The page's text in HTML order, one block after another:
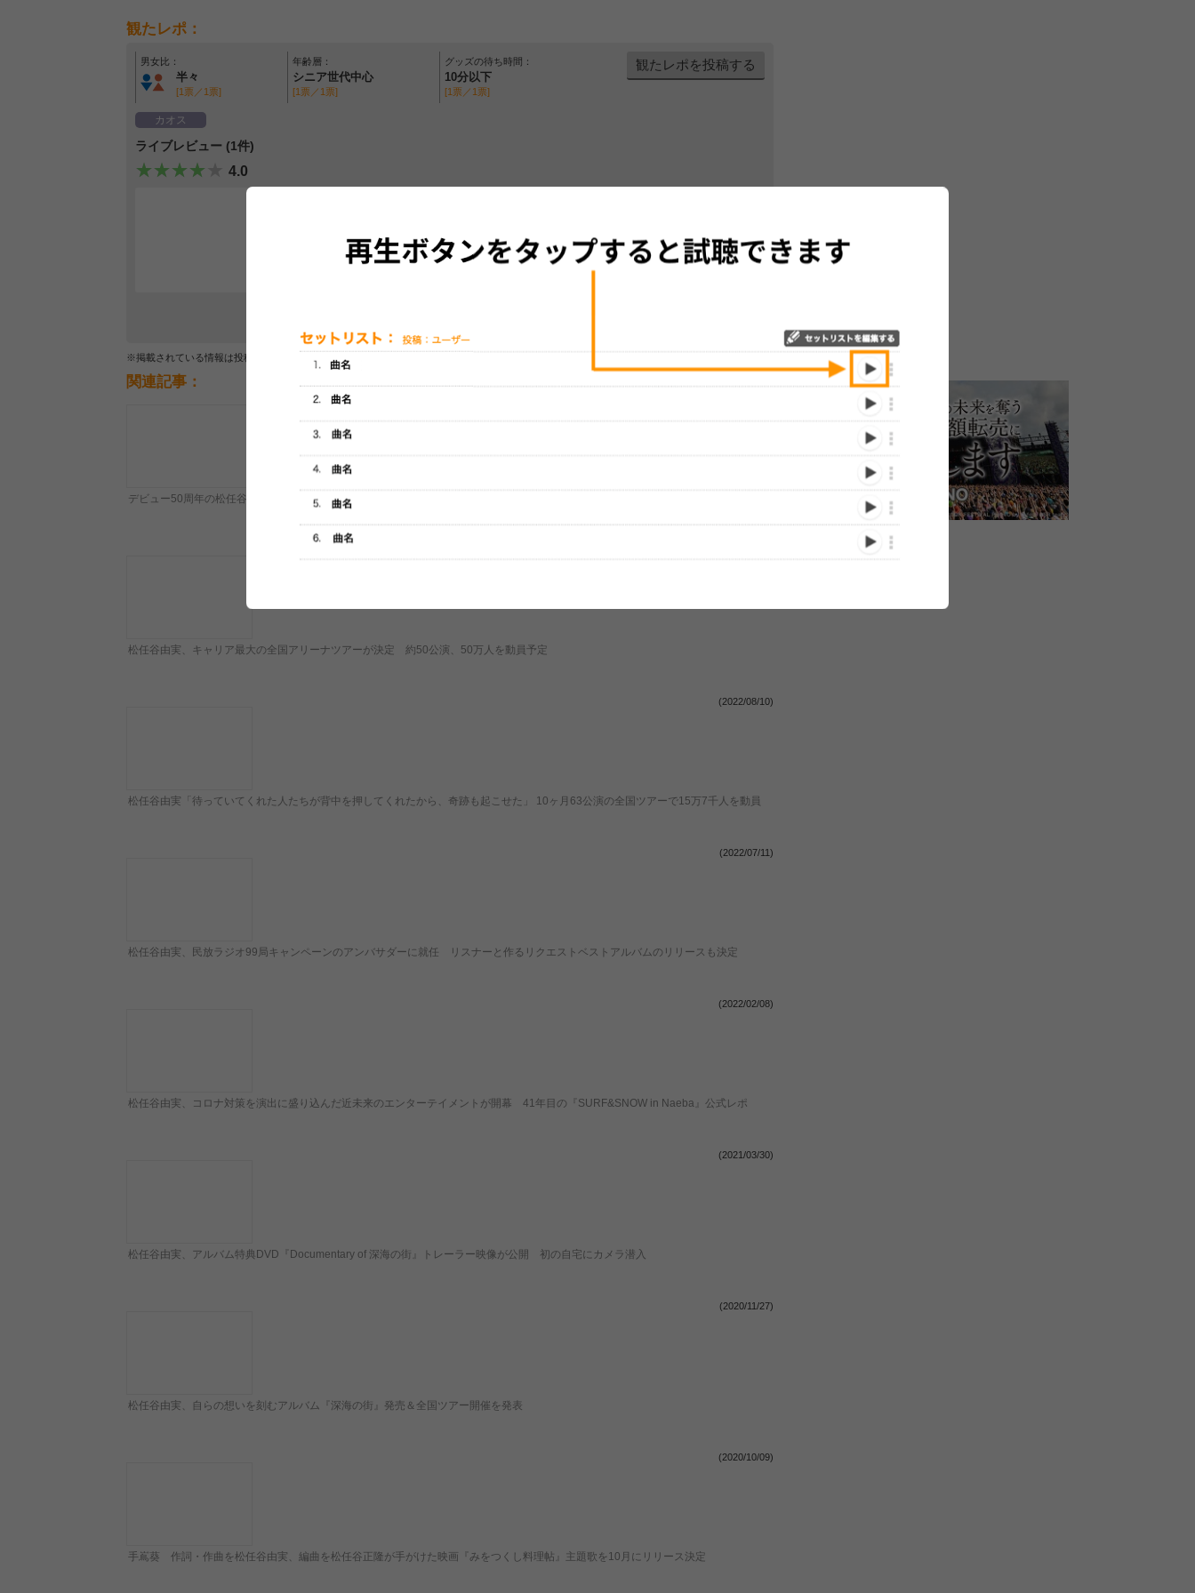
観たレポ：
男女比：
半々
[1票／1票]
年齢層：
シニア世代中心
[1票／1票]
グッズの待ち時間：
10分以下
[1票／1票]
観たレポを投稿する
カオス
ライブレビュー (1件)
4.0
▼クリックで表示します。
※掲載されている情報は投稿されたデータを集計したもので、実際のライブとは異なる場合があります。
関連記事：
デビュー50周年の松任谷由実、自身最大規模となる54公演・57万人動員の全国アリーナツアーがぴあアリーナMMで開幕
松任谷由実、キャリア最大の全国アリーナツアーが決定 約50公演、50万人を動員予定
(2022/08/10)
松任谷由実「待っていてくれた人たちが背中を押してくれたから、奇跡も起こせた」 10ヶ月63公演の全国ツアーで15万7千人を動員
(2022/07/11)
松任谷由実、民放ラジオ99局キャンペーンのアンバサダーに就任 リスナーと作るリクエストベストアルバムのリリースも決定
(2022/02/08)
松任谷由実、コロナ対策を演出に盛り込んだ近未来のエンターテイメントが開幕 41年目の『SURF&SNOW in Naeba』公式レポ
(2021/03/30)
松任谷由実、アルバム特典DVD『Documentary of 深海の街』トレーラー映像が公開 初の自宅にカメラ潜入
(2020/11/27)
松任谷由実、自らの想いを刻むアルバム『深海の街』発売＆全国ツアー開催を発表
(2020/10/09)
手嶌葵 作詞・作曲を松任谷由実、編曲を松任谷正隆が手がけた映画『みをつくし料理帖』主題歌を10月にリリース決定